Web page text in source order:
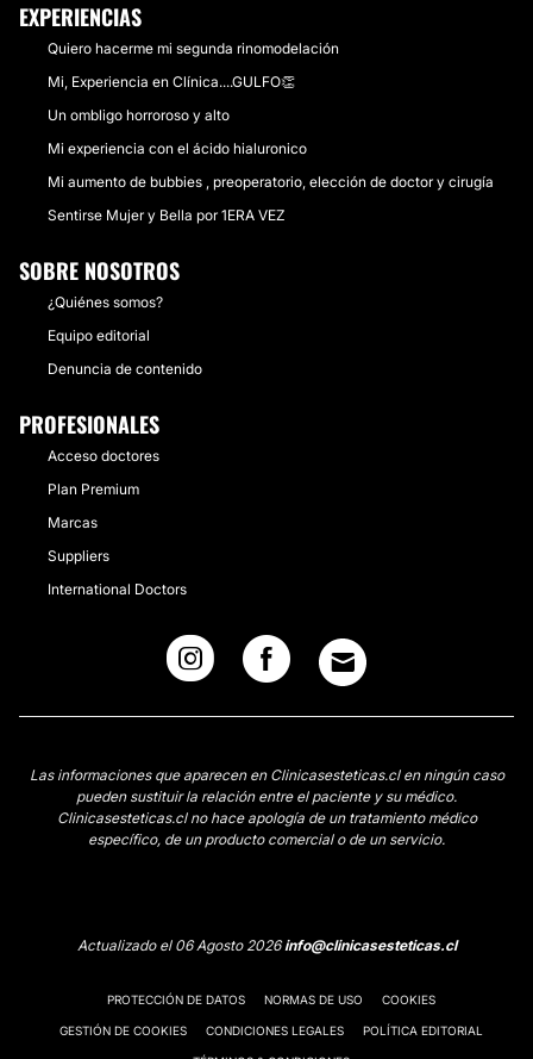
EXPERIENCIAS
Quiero hacerme mi segunda rinomodelación
Mi, Experiencia en Clínica....GULFO👏
Un ombligo horroroso y alto
Mi experiencia con el ácido hialuronico
Mi aumento de bubbies , preoperatorio, elección de doctor y cirugía
Sentirse Mujer y Bella por 1ERA VEZ
SOBRE NOSOTROS
¿Quiénes somos?
Equipo editorial
Denuncia de contenido
PROFESIONALES
Acceso doctores
Plan Premium
Marcas
Suppliers
International Doctors
Las informaciones que aparecen en Clinicasesteticas.cl en ningún caso
pueden sustituir la relación entre el paciente y su médico.
Clinicasesteticas.cl no hace apología de un tratamiento médico
específico, de un producto comercial o de un servicio.
Actualizado el 06 Agosto 2026info@clinicasesteticas.cl
PROTECCIÓN DE DATOS NORMAS DE USO COOKIES
GESTIÓN DE COOKIES CONDICIONES LEGALES POLÍTICA EDITORIAL